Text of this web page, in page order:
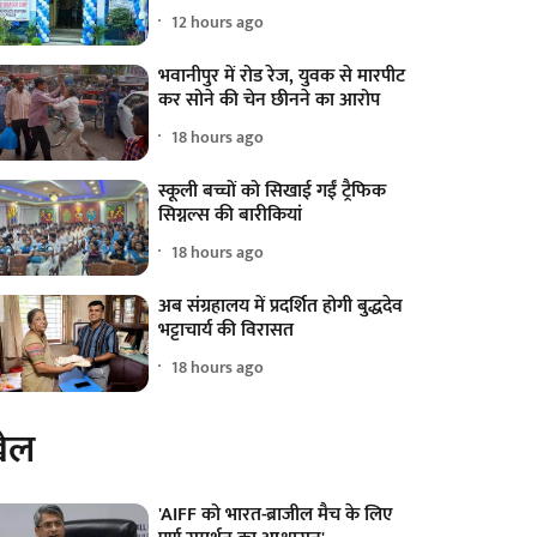
12 hours ago
भवानीपुर में रोड रेज, युवक से मारपीट
कर सोने की चेन छीनने का आरोप
18 hours ago
स्कूली बच्चों को सिखाई गईं ट्रैफिक
सिग्नल्स की बारीकियां
18 hours ago
अब संग्रहालय में प्रदर्शित होगी बुद्धदेव
भट्टाचार्य की विरासत
18 hours ago
'AIFF को भारत-ब्राजील मैच के लिए